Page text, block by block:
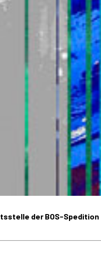
der BOS-Spedition